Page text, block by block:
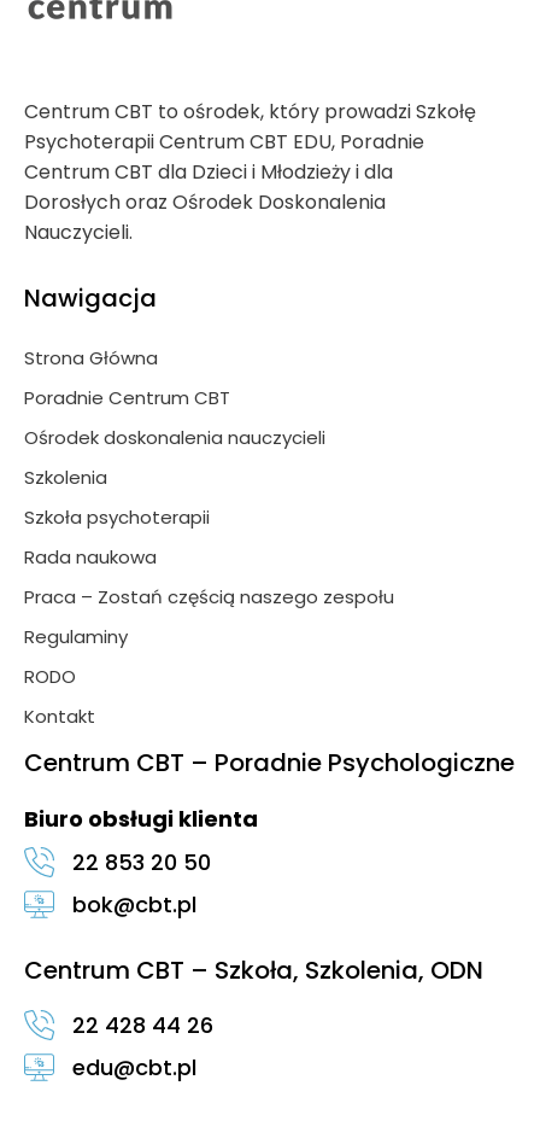
Centrum CBT to ośrodek, który prowadzi Szkołę
Psychoterapii Centrum CBT EDU, Poradnie
Centrum CBT dla Dzieci i Młodzieży i dla
Dorosłych oraz Ośrodek Doskonalenia
Nauczycieli.
Nawigacja
Strona Główna
Poradnie Centrum CBT
Ośrodek doskonalenia nauczycieli
Szkolenia
Szkoła psychoterapii
Rada naukowa
Praca – Zostań częścią naszego zespołu
Regulaminy
RODO
Kontakt
Centrum CBT – Poradnie Psychologiczne
Biuro obsługi klienta
22 853 20 50
bok@cbt.pl
Centrum CBT – Szkoła, Szkolenia, ODN
22 428 44 26
edu@cbt.pl